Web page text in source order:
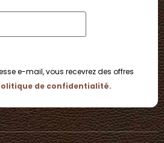
e-mail, vous recevrez des offres
de confidentialité.